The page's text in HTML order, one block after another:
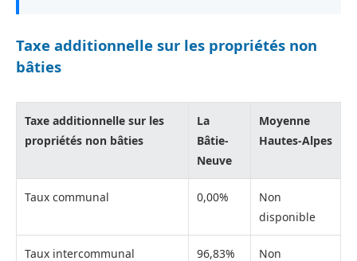
Taxe additionnelle sur les propriétés non
bâties
Taxe additionnelle sur les
propriétés non bâties
La
Bâtie-
Neuve
Moyenne
Hautes-Alpes
Taux communal 0,00%
Non
disponible
Taux intercommunal 96,83%
Non